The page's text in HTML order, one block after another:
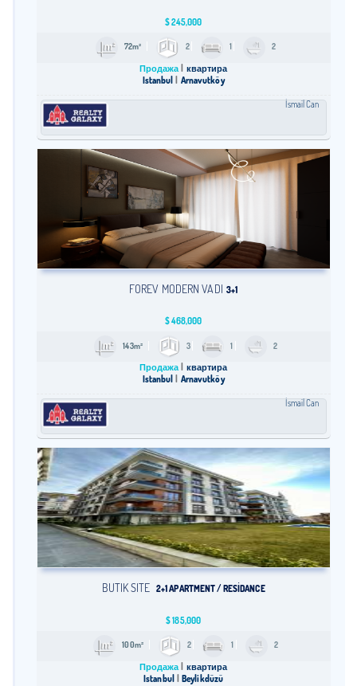
$245,000
72m² 2 1 2
Продажа
квартира
Istanbul
Arnavutköy
İsmail Can
FOREV MODERN VADI 3+1
$468,000
143m² 3 1 2
Продажа
квартира
Istanbul
Arnavutköy
İsmail Can
BUTIK SITE 2+1 APARTMENT / RESİDANCE
$185,000
100m² 2 1 2
Продажа
квартира
Istanbul
Beylikdüzü